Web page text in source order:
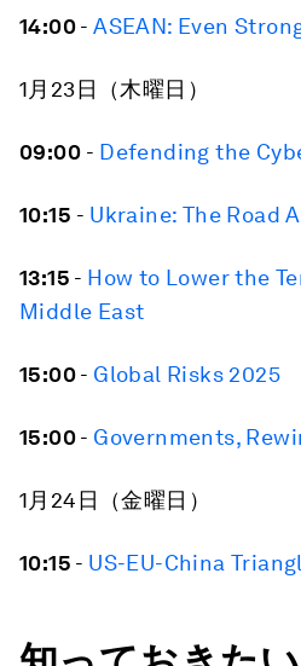
14:00-ASEAN: Even
1月23日（木曜日）
09:00 - Defending the
10:15 - Ukraine: The Road
13:15 - How to Lower the
Middle East
15:00- Global Risks 2025
15:00- Governments,
1月24日（金曜日）
10:15 - US-EU-China